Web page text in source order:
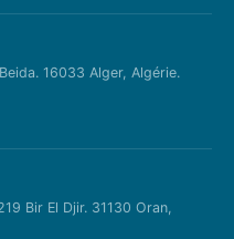
16033 Alger, Algérie.
Bir El Djir. 31130 Oran,